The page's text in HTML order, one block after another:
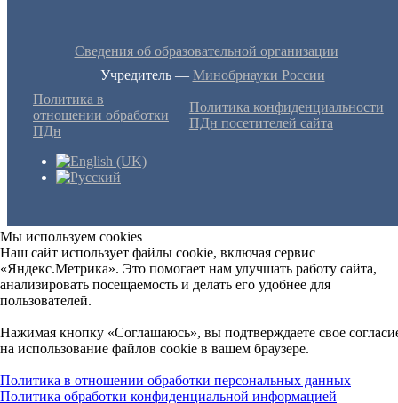
Сведения об образовательной организации
Учредитель — Минобрнауки России
Политика в
отношении обработки
ПДн
Политика конфиденциальности
ПДн посетителей сайта
Мы используем cookies
Наш сайт использует файлы cookie, включая сервис
«Яндекс.Метрика». Это помогает нам улучшать работу сайта,
анализировать посещаемость и делать его удобнее для
пользователей.
Нажимая кнопку «Соглашаюсь», вы подтверждаете свое
на использование файлов cookie в вашем браузере.
Политика в отношении обработки персональных данных
Политика обработки конфиденциальной информацией